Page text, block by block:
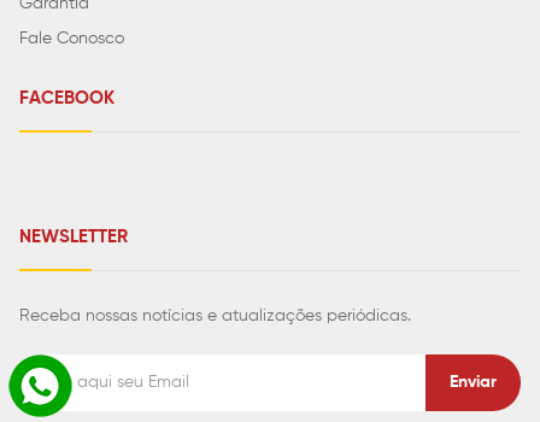
Garantia
Fale Conosco
FACEBOOK
NEWSLETTER
Receba nossas notícias e atualizações periódicas.
Enviar